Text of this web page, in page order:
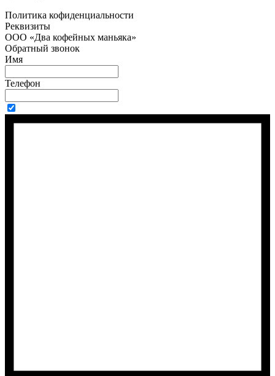
Политика кофиденциальности
Реквизиты
ООО «Два кофейных маньяка»
Обратный звонок
Имя
Телефон